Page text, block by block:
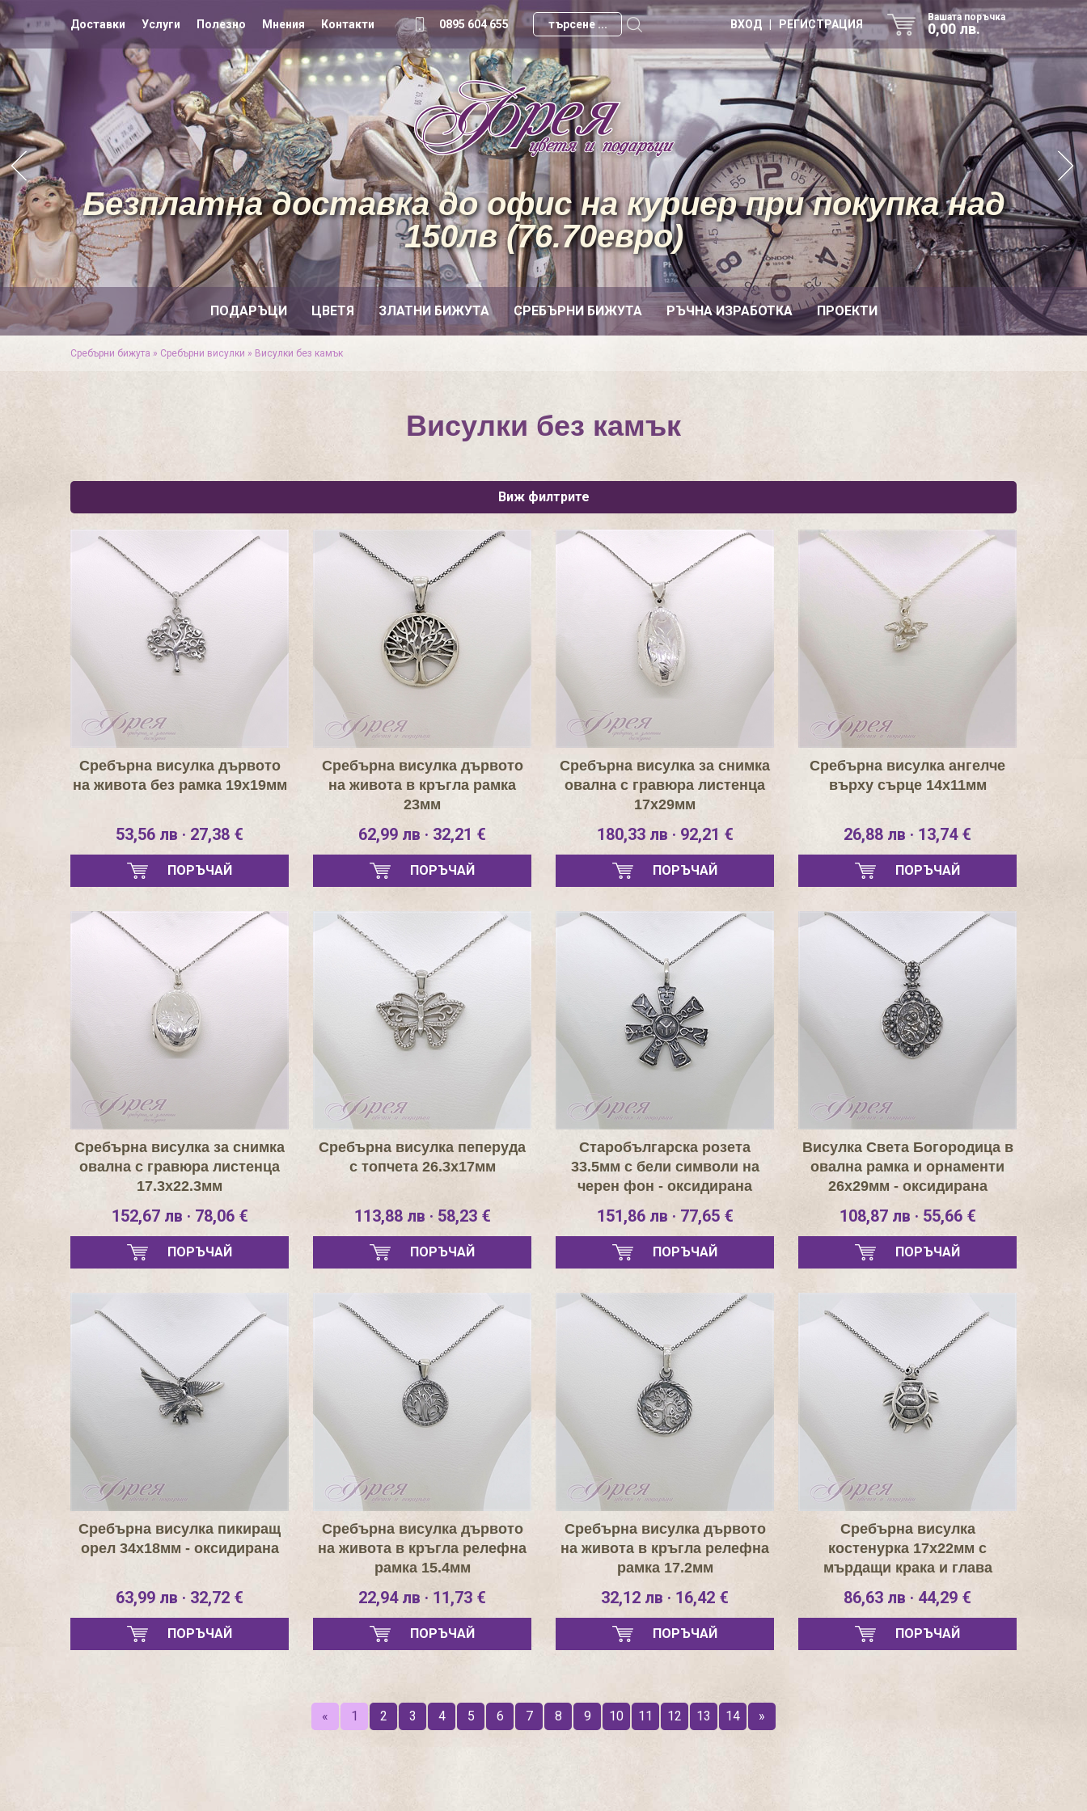
Доставки Услуги Полезно Мнения Контакти 0895 604 655
Вашата поръчка
0,00 лв.
ВХОД | РЕГИСТРАЦИЯ
ПОДАРЪЦИ ЦВЕТЯ ЗЛАТНИ БИЖУТА СРЕБЪРНИ БИЖУТА РЪЧНА ИЗРАБОТКА ПРОЕКТИ
Безплатна доставка до офис на куриер при покупка над
150лв (76.70евро)
Сребърни бижута » Сребърни висулки » Висулки без камък
Висулки без камък
Виж филтрите
Сребърна висулка дървото
на живота без рамка 19х19мм
53,56 лв · 27,38 €
ПОРЪЧАЙ
Сребърна висулка дървото
на живота в кръгла рамка
23мм
62,99 лв · 32,21 €
ПОРЪЧАЙ
Сребърна висулка за снимка
овална с гравюра листенца
17х29мм
180,33 лв · 92,21 €
ПОРЪЧАЙ
Сребърна висулка ангелче
върху сърце 14х11мм
26,88 лв · 13,74 €
ПОРЪЧАЙ
Сребърна висулка за снимка
овална с гравюра листенца
17.3х22.3мм
152,67 лв · 78,06 €
ПОРЪЧАЙ
Сребърна висулка пеперуда
с топчета 26.3х17мм
113,88 лв · 58,23 €
ПОРЪЧАЙ
Старобългарска розета
33.5мм с бели символи на
черен фон - оксидирана
151,86 лв · 77,65 €
ПОРЪЧАЙ
Висулка Света Богородица в
овална рамка и орнаменти
26х29мм - оксидирана
108,87 лв · 55,66 €
ПОРЪЧАЙ
Сребърна висулка пикиращ
орел 34х18мм - оксидирана
63,99 лв · 32,72 €
ПОРЪЧАЙ
Сребърна висулка дървото
на живота в кръгла релефна
рамка 15.4мм
22,94 лв · 11,73 €
ПОРЪЧАЙ
Сребърна висулка дървото
на живота в кръгла релефна
рамка 17.2мм
32,12 лв · 16,42 €
ПОРЪЧАЙ
Сребърна висулка
костенурка 17х22мм с
мърдащи крака и глава
86,63 лв · 44,29 €
ПОРЪЧАЙ
« 1 2 3 4 5 6 7 8 9 10 11 12 13 14 »